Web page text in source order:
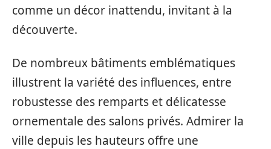
comme un décor inattendu, invitant à la
découverte.
De nombreux bâtiments emblématiques
illustrent la variété des influences, entre
robustesse des remparts et délicatesse
ornementale des salons privés. Admirer la
ville depuis les hauteurs offre une